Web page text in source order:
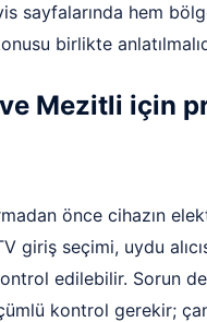
sayfalarında hem
birlikte
Mezitli için
önce cihazın
giriş seçimi, uydu
edilebilir. Sorun
kontrol gerekir;